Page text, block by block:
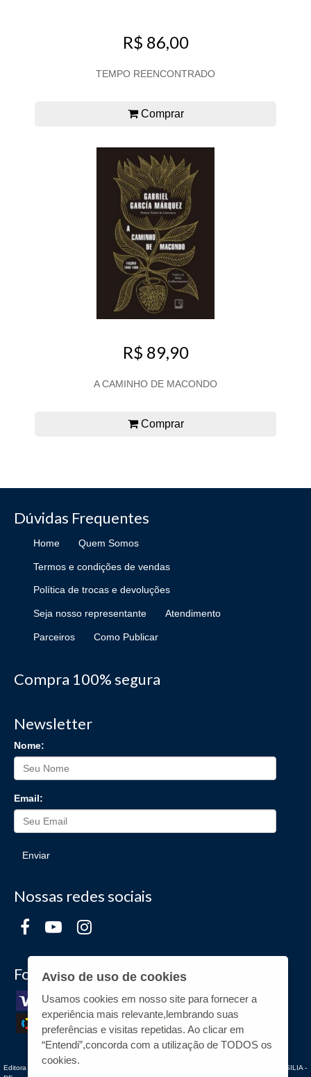
R$ 86,00
TEMPO REENCONTRADO
Comprar
R$ 89,90
A CAMINHO DE MACONDO
Comprar
Dúvidas Frequentes
Home Quem Somos
Termos e condições de vendas
Política de trocas e devoluções
Seja nosso representante Atendimento
Parceiros Como Publicar
Compra 100% segura
Newsletter
Nome:
Email:
Enviar
Nossas redes sociais
Formas de Pagamento
Editora UnB - CNPJ n° 00.038.174/0019-72 - UnB, Centro de Vivência - Asa Sul - - BRASILIA -
Aviso de uso de cookies
Usamos cookies em nosso site para fornecer a
experiência mais relevante,lembrando suas
preferências e visitas repetidas. Ao clicar em
“Entendi”,concorda com a utilização de TODOS os
cookies.